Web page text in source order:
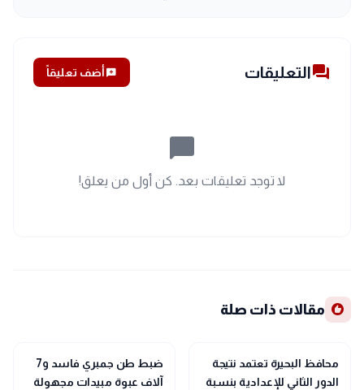
forumالتعليقات add_commentأضف تعليقاً
chat_bubble_outline
لا توجد تعليقات بعد. كن أول من يعلق!
recommend مقالات ذات صلة
location_city
بحراوي
محافظ البحيرة تعتمد نتيجة
الدور الثاني للإعدادية بنسبة
location_city
بحراوي
ضبط طن جمبري فاسد و7
آلاف عبوة مبيدات مجهولة